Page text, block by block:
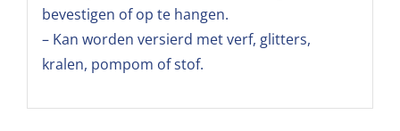
bevestigen of op te hangen.
– Kan worden versierd met verf, glitters,
kralen, pompom of stof.